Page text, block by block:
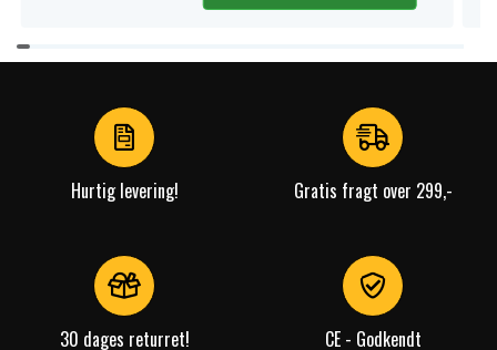
Item
1
Hurtig levering! Gratis fragt over 299,-
30 dages returret! CE - Godkendt